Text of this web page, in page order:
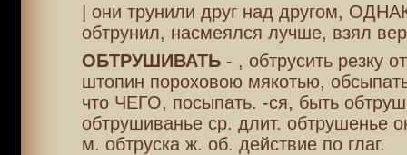
| они трунили друг над другом,
обтрунил, насмеялся лучше, взял
ОБТРУШИВАТЬ- , обтрусить резку
штопин пороховою мякотью,
что ЧЕГО, посыпать. -ся, быть
обтрушиванье ср. длит. обтрушенье
м. обтруска ж. об. действие по глаг.